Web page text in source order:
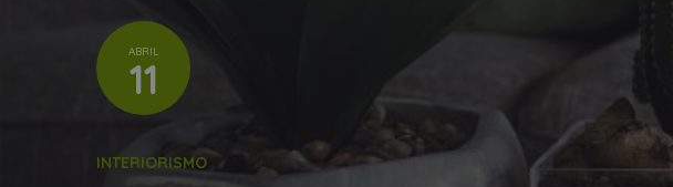
ABRIL
11
INTERIORISMO